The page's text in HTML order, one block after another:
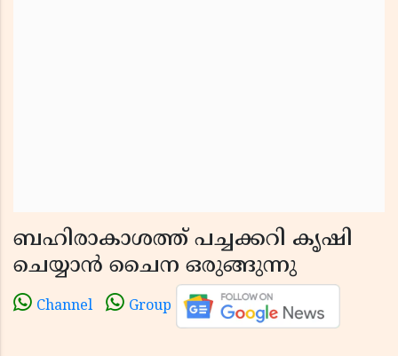
ബഹിരാകാശത്ത് പച്ചക്കറി കൃഷി
ചെയ്യാന്‍ ചൈന ഒരുങ്ങുന്നു
Channel Group